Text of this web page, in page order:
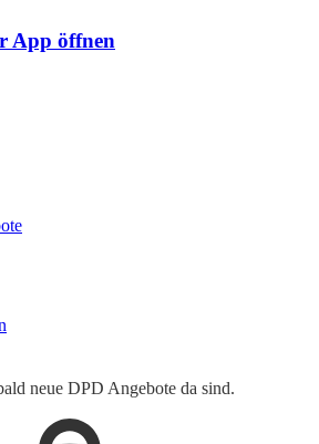
App öffnen
neue DPD Angebote da sind.